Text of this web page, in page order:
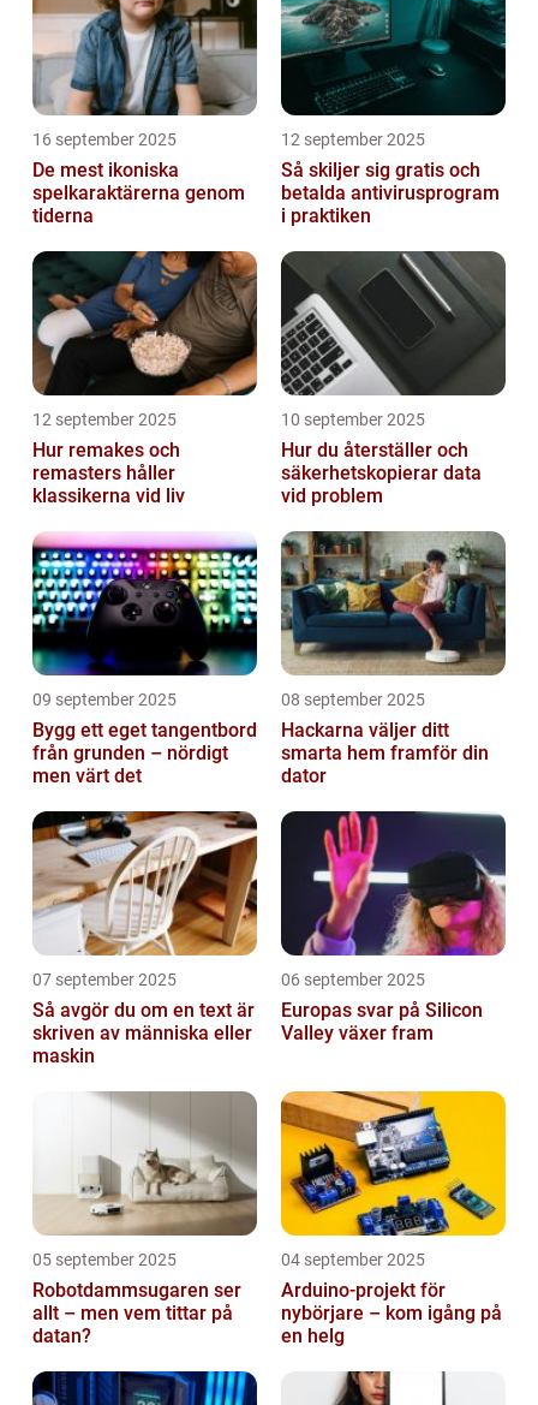
16 september 2025
De mest ikoniska
spelkaraktärerna genom
tiderna
12 september 2025
Så skiljer sig gratis och
betalda antivirusprogram
i praktiken
12 september 2025
Hur remakes och
remasters håller
klassikerna vid liv
10 september 2025
Hur du återställer och
säkerhetskopierar data
vid problem
09 september 2025
Bygg ett eget tangentbord
från grunden – nördigt
men värt det
08 september 2025
Hackarna väljer ditt
smarta hem framför din
dator
07 september 2025
Så avgör du om en text är
skriven av människa eller
maskin
06 september 2025
Europas svar på Silicon
Valley växer fram
05 september 2025
Robotdammsugaren ser
allt – men vem tittar på
datan?
04 september 2025
Arduino-projekt för
nybörjare – kom igång på
en helg